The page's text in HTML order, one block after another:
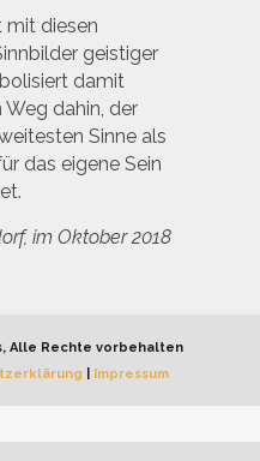
mit diesen
geistiger
damit
dahin, der
Sinne als
das eigene Sein
im Oktober 2018
Alle Rechte vorbehalten
Impressum